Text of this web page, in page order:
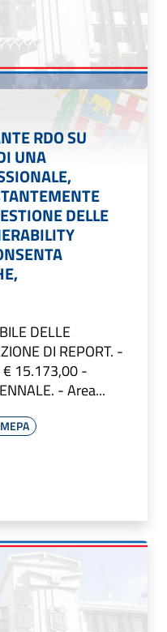
RDO SU
UNA
DELLE
DELLE
DI REPORT. -
€ 15.173,00 -
- Area...